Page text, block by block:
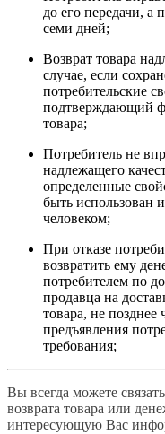
до его передачи, а
семи дней;
Возврат товара
случае, если
потребительские
подтверждающий
товара;
Потребитель не
надлежащего
определенные
быть использован
человеком;
При отказе
возвратить ему
потребителем по
продавца на
товара, не позднее
предъявления
требования;
Вы всегда можете
возврата товара или
интересующую Вас